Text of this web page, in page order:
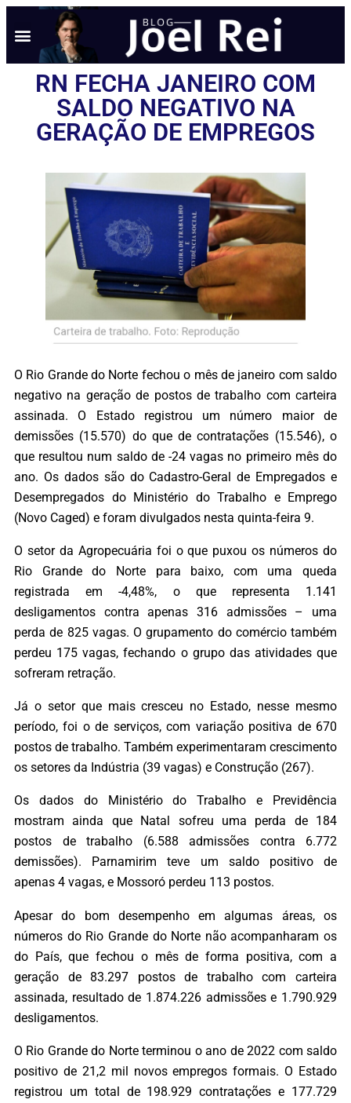
RN FECHA JANEIRO COM
SALDO NEGATIVO NA
GERAÇÃO DE EMPREGOS
O Rio Grande do Norte fechou o mês de janeiro com saldo
negativo na geração de postos de trabalho com carteira
assinada. O Estado registrou um número maior de
demissões (15.570) do que de contratações (15.546), o
que resultou num saldo de -24 vagas no primeiro mês do
ano. Os dados são do Cadastro-Geral de Empregados e
Desempregados do Ministério do Trabalho e Emprego
(Novo Caged) e foram divulgados nesta quinta-feira 9.
O setor da Agropecuária foi o que puxou os números do
Rio Grande do Norte para baixo, com uma queda
registrada em -4,48%, o que representa 1.141
desligamentos contra apenas 316 admissões – uma
perda de 825 vagas. O grupamento do comércio também
perdeu 175 vagas, fechando o grupo das atividades que
sofreram retração.
Já o setor que mais cresceu no Estado, nesse mesmo
período, foi o de serviços, com variação positiva de 670
postos de trabalho. Também experimentaram crescimento
os setores da Indústria (39 vagas) e Construção (267).
Os dados do Ministério do Trabalho e Previdência
mostram ainda que Natal sofreu uma perda de 184
postos de trabalho (6.588 admissões contra 6.772
demissões). Parnamirim teve um saldo positivo de
apenas 4 vagas, e Mossoró perdeu 113 postos.
Apesar do bom desempenho em algumas áreas, os
números do Rio Grande do Norte não acompanharam os
do País, que fechou o mês de forma positiva, com a
geração de 83.297 postos de trabalho com carteira
assinada, resultado de 1.874.226 admissões e 1.790.929
desligamentos.
O Rio Grande do Norte terminou o ano de 2022 com saldo
positivo de 21,2 mil novos empregos formais. O Estado
registrou um total de 198.929 contratações e 177.729